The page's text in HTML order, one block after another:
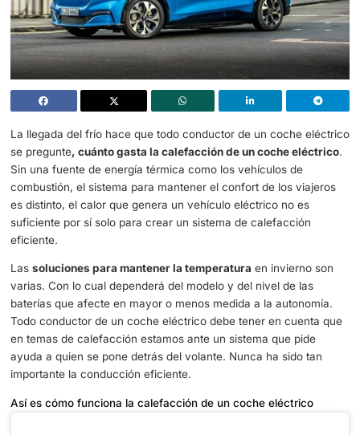
La llegada del frío hace que todo conductor de un
se pregunte , cuánto gasta la calefacción de un coche
combustión, el sistema para mantener el confort de los
es distinto, el calor que genera un vehículo eléctrico no
suficiente por sí solo para crear un sistema de
eficiente.
Lassoluciones para mantener la temperatura
baterías que afecte en mayor o menos medida a la